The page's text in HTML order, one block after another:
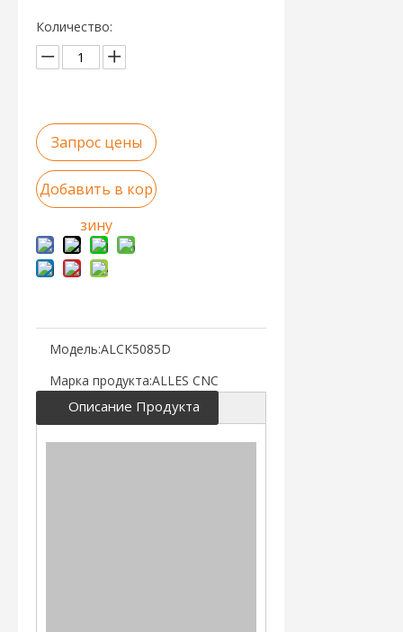
Количество:
Запрос цены
Добавить в кор
зину
Модель:ALCK5085D
Марка продукта:ALLES CNC
Описание Продукта